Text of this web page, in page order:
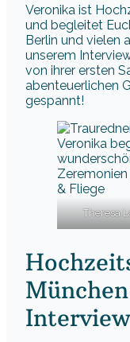
Veronika ist
und begleitet
Berlin und vielen
unserem
von ihrer ersten
abenteuerlichen
gespannt!
Theresa
Interview